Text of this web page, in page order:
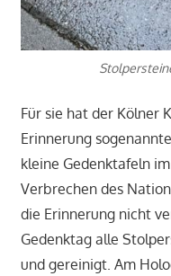
Für sie hat der Kölner
Erinnerung
kleine Gedenktafeln
Verbrechen des
die Erinnerung nicht
Gedenktag alle
und gereinigt. Am